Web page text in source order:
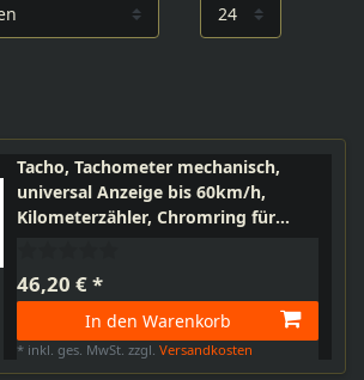
Tacho, Tachometer mechanisch,
universal Anzeige bis 60km/h,
Kilometerzähler, Chromring für
46,20 € *
In den Warenkorb
* inkl. ges. MwSt. zzgl.Versandkosten